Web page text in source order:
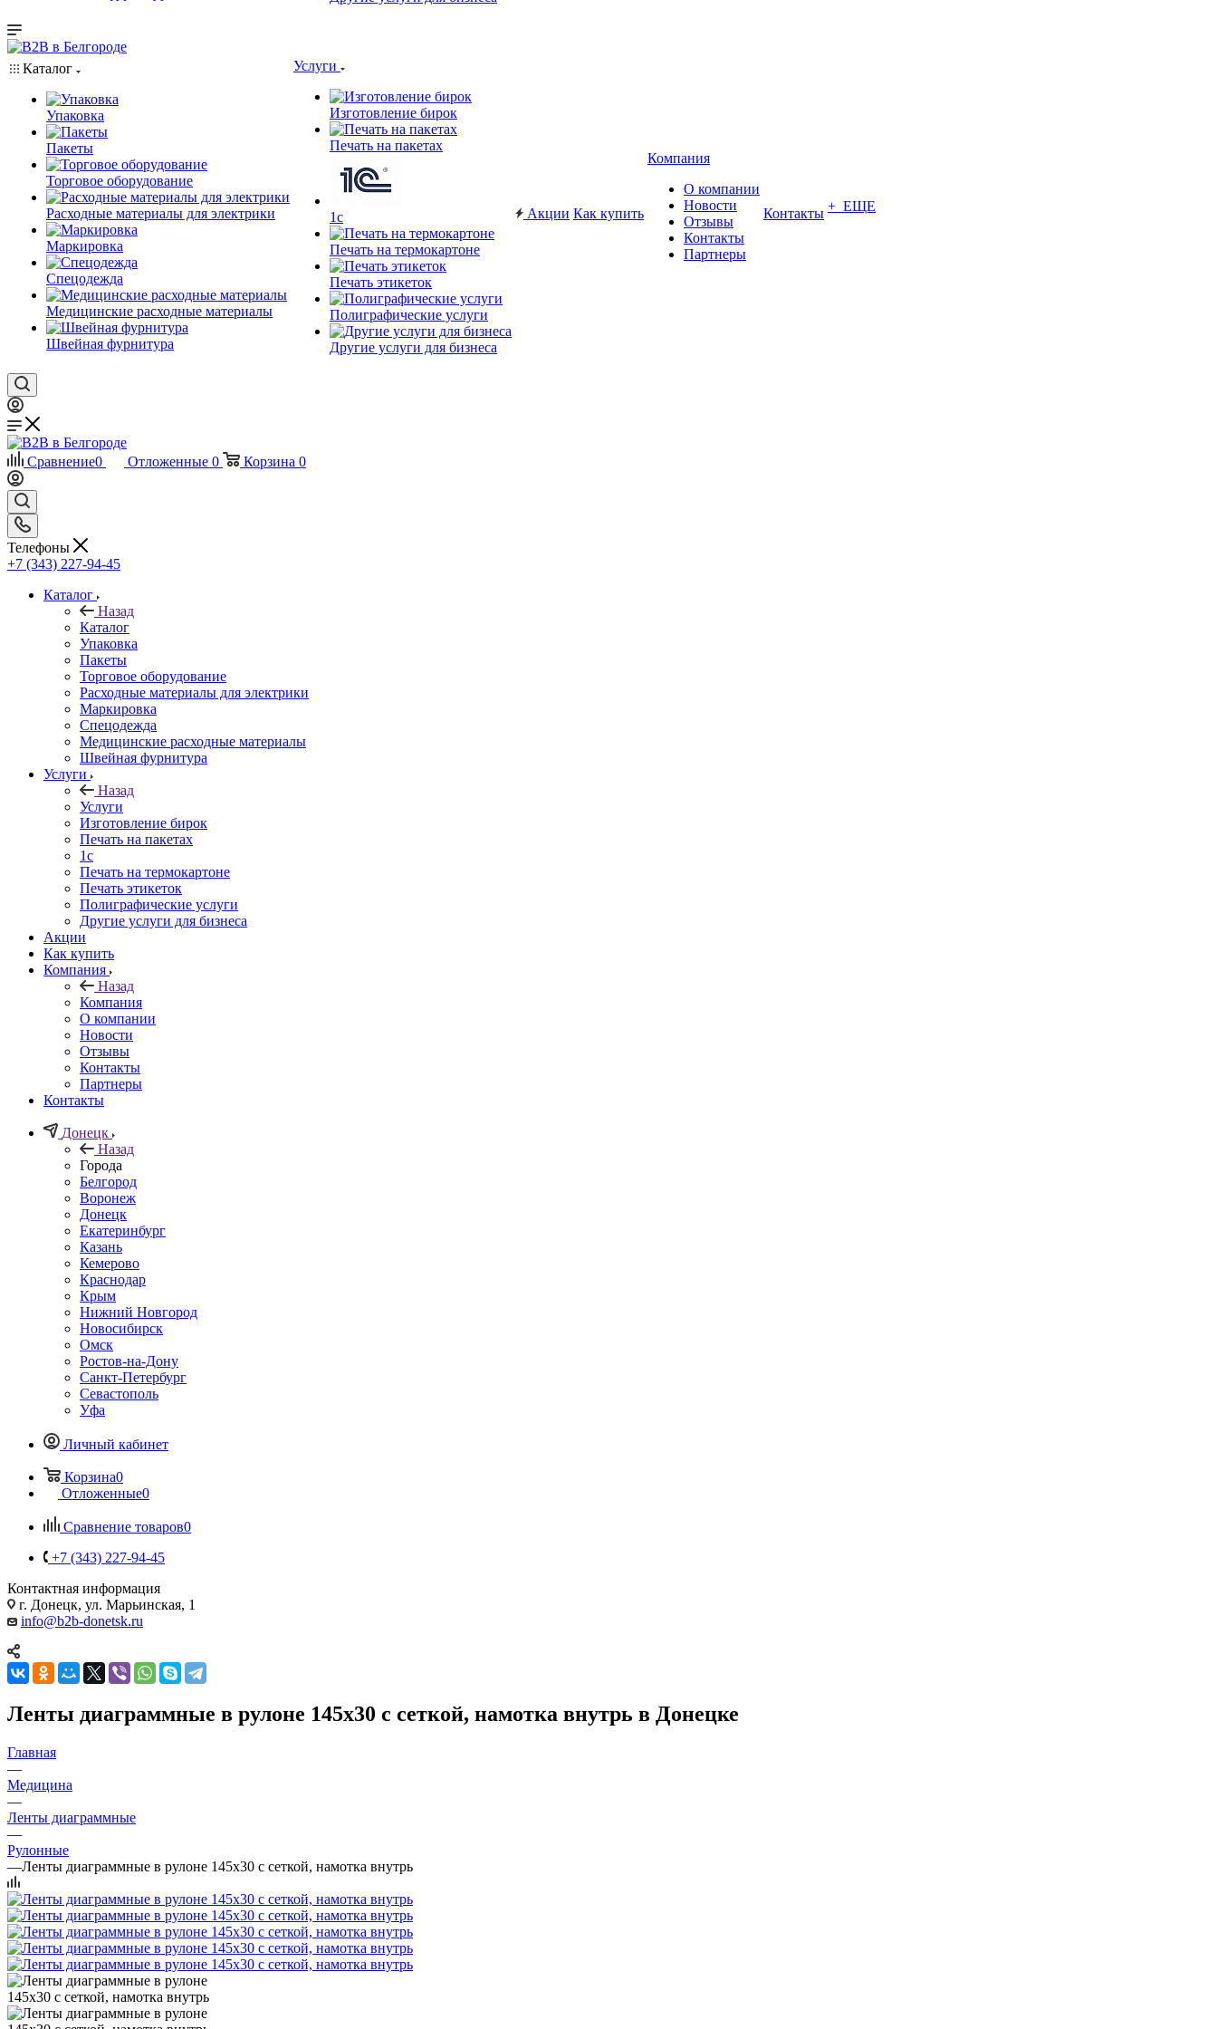
Каталог
Упаковка
Пакеты
Торговое оборудование
Расходные материалы для электрики
Маркировка
Спецодежда
Медицинские расходные материалы
Швейная фурнитура
Услуги
Изготовление бирок
Печать на пакетах
1c
Печать на термокартоне
Печать этикеток
Полиграфические услуги
Другие услуги для бизнеса
Акции Как купить
Компания
О компании
Новости
Отзывы
Контакты
Партнеры
Контакты + ЕЩЕ
Сравнение0 Отложенные 0 Корзина 0
Телефоны
+7 (343) 227-94-45
Каталог
Назад
Каталог
Упаковка
Пакеты
Торговое оборудование
Расходные материалы для электрики
Маркировка
Спецодежда
Медицинские расходные материалы
Швейная фурнитура
Услуги
Назад
Услуги
Изготовление бирок
Печать на пакетах
1c
Печать на термокартоне
Печать этикеток
Полиграфические услуги
Другие услуги для бизнеса
Акции
Как купить
Компания
Назад
Компания
О компании
Новости
Отзывы
Контакты
Партнеры
Контакты
Донецк
Назад
Города
Белгород
Воронеж
Донецк
Екатеринбург
Казань
Кемерово
Краснодар
Крым
Нижний Новгород
Новосибирск
Омск
Ростов-на-Дону
Санкт-Петербург
Севастополь
Уфа
Личный кабинет
Корзина0
Отложенные0
Сравнение товаров0
+7 (343) 227-94-45
Контактная информация
г. Донецк, ул. Марьинская, 1
info@b2b-donetsk.ru
Ленты диаграммные в рулоне 145х30 с сеткой, намотка внутрь в Донецке
Главная
—
Медицина
—
Ленты диаграммные
—
Рулонные
—Ленты диаграммные в рулоне 145х30 с сеткой, намотка внутрь